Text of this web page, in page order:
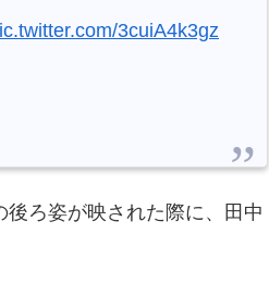
3cuiA4k3gz
ろ姿が映された際に、田中